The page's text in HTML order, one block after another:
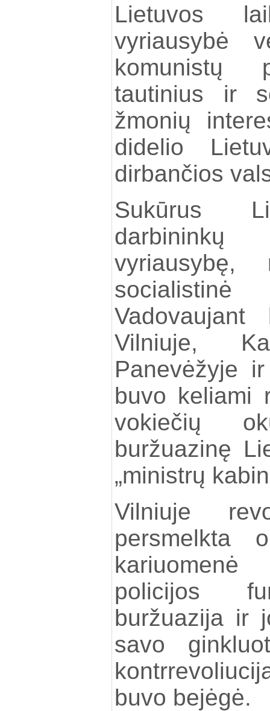
Lietuvos
vyriausybė
komunistų
tautinius ir
žmonių
didelio
dirbančios
Sukūrus
vyriausybę,
Vadovaujant
Vilniuje,
Panevėžyje
buvo keliami
vokiečių
buržuazinę
„ministrų
Vilniuje
persmelkta
policijos
buržuazija ir
savo
buvo bejėgė.